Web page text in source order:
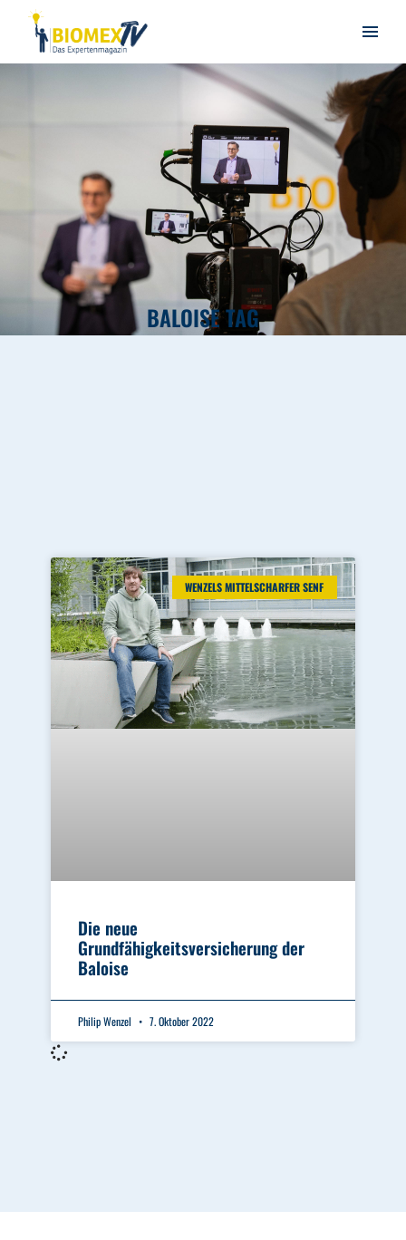
BALOISE TAG
WENZELS MITTELSCHARFER SENF
Die neue
Grundfähigkeitsversicherung der
Baloise
Philip Wenzel 7. Oktober 2022